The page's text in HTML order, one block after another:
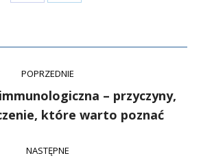
POPRZEDNIE
– przyczyny,
które warto poznać
NASTĘPNE